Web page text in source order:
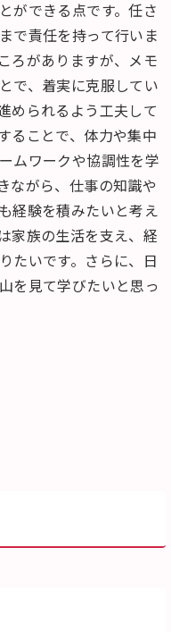
ができる点です。任さ
で責任を持って行いま
ろがありますが、メモ
で、着実に克服してい
められるよう工夫して
ることで、体力や集中
ムワークや協調性を学
ながら、仕事の知識や
経験を積みたいと考え
家族の生活を支え、経
たいです。さらに、日
を見て学びたいと思っ